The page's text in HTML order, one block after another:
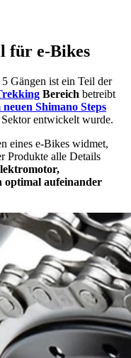
für e-Bikes
Gängen ist ein Teil der
Bereich betreibt
Shimano Steps
entwickelt wurde.
eines e-Bikes widmet,
Produkte alle Details
optimal aufeinander